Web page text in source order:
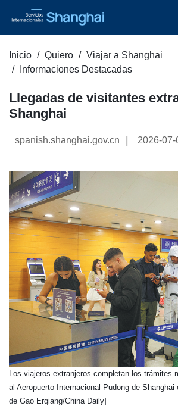
Inicio Quiero
Viajar a Shanghai
Informaciones Destacadas
Llegadas de visitantes
Shanghai
spanish.shanghai.gov.cn 2026-07-
​Los viajeros extranjeros completan los trámites
al Aeropuerto Internacional Pudong de
de Gao Erqiang/China Daily]